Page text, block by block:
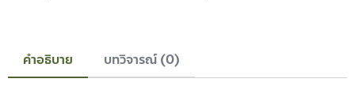
คำอธิบาย บทวิจารณ์ (0)